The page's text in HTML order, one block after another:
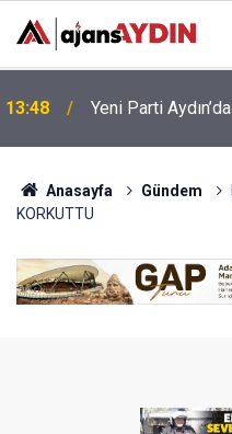
12:49
karşılayacak
Anasayfa Gündem
KORKUTTU